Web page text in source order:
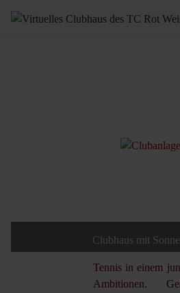
Clubhaus mit
Tennis in einem
Ambitionen.